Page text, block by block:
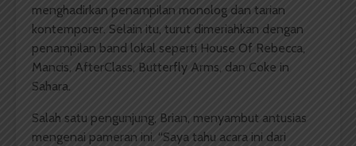
menghadirkan penampilan monolog dan tarian
kontemporer. Selain itu, turut dimeriahkan dengan
penampilan band lokal seperti House Of Rebecca,
Mancis, AfterClass, Butterfly Arms, dan Coke in
Sahara.
Salah satu pengunjung, Brian, menyambut antusias
mengenai pameran ini. “Saya tahu acara ini dari